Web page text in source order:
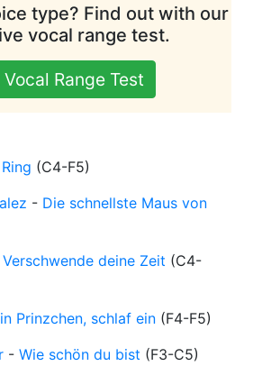
type? Find out with our
vocal range test.
Range Test
(C4-F5)
- Die schnellste Maus von
Verschwende deine Zeit (C4-
Prinzchen, schlaf ein (F4-F5)
- Wie schön du bist (F3-C5)